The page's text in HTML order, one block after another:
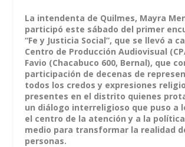
La intendenta de Quilmes, Mayra
participó este sábado del primer
“Fe y Justicia Social”, que se llevó a
Centro de Producción Audiovisual
Favio (Chacabuco 600, Bernal), que
participación de decenas de
todos los credos y expresiones
presentes en el distrito quienes
un diálogo interreligioso que puso a
el centro de la atención y a la
medio para transformar la realidad
personas.